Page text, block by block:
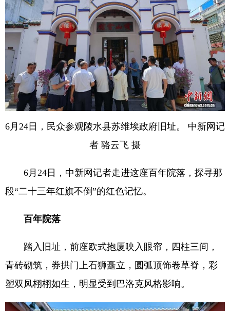
6月24日，民众参观陵水县苏维埃政府旧址。 中新网记
者 骆云飞 摄
6月24日，中新网记者走进这座百年院落，探寻那
段“二十三年红旗不倒”的红色记忆。
百年院落
踏入旧址，前座欧式抱厦映入眼帘，四柱三间，
青砖砌筑，券拱门上石狮矗立，圆弧顶饰卷草脊，彩
塑双凤栩栩如生，明显受到巴洛克风格影响。